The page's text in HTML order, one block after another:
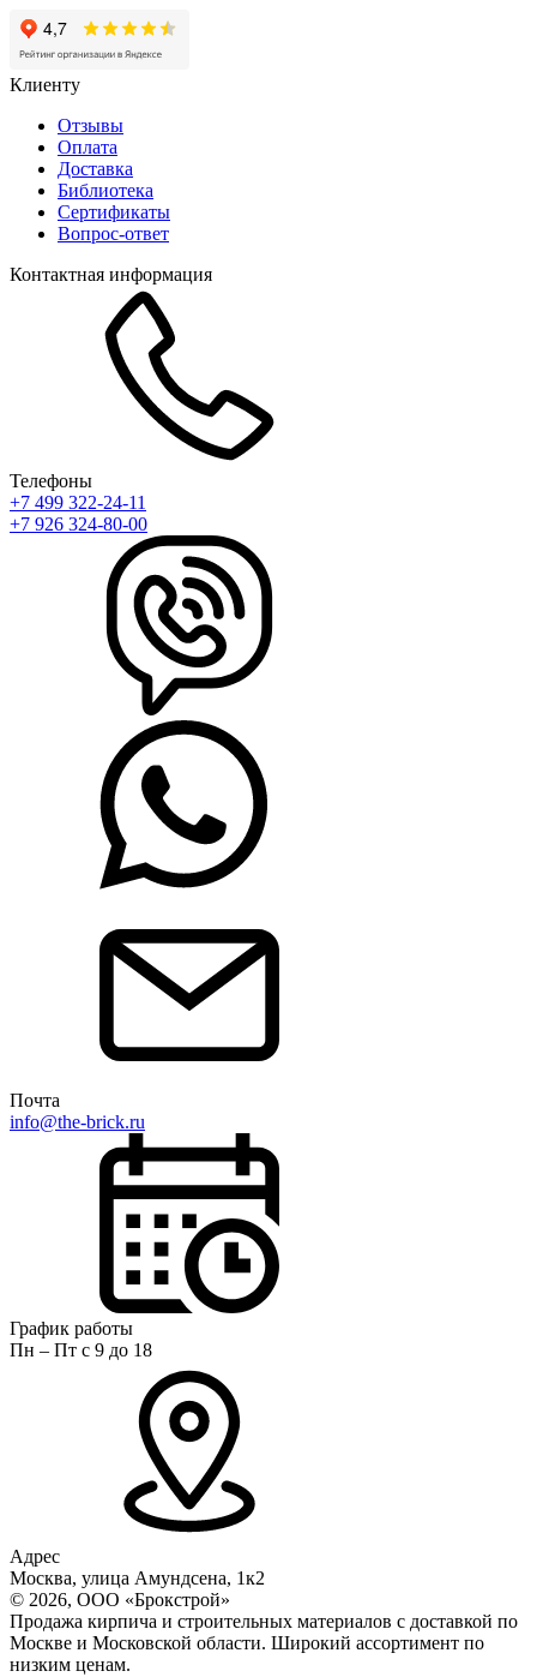
Клиенту
Отзывы
Оплата
Доставка
Библиотека
Сертификаты
Вопрос-ответ
Контактная информация
Телефоны
+7 499 322-24-11
+7 926 324-80-00
Почта
info@the-brick.ru
График работы
Пн – Пт с 9 до 18
Адрес
Москва, улица Амундсена, 1к2
© 2026, ООО «Брокстрой»
Продажа кирпича и строительных материалов с доставкой по
Москве и Московской области. Широкий ассортимент по
низким ценам.